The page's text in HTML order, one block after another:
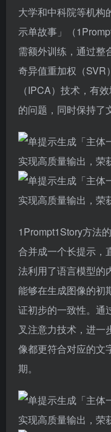
大学和中科院等机构
示单故事」（
需额外训练，通过整
奇异值重加权（SVR
（IPCA）技术，有
的问题，同时保持了
1Prompt1Story方法
合并成一个长提示，
法利用了语言模型的
能够在生成图像的初
证初步的一致性。通
叉注意力技术，进一
像都更符合对应的文
期。